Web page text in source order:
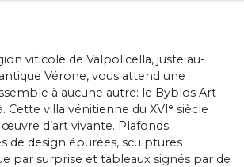
viticole de Valpolicella, juste au-
Vérone, vous attend une
à aucune autre: le Byblos Art
Cette villa vénitienne du XVIᵉ siècle
d’art vivante. Plafonds
de design épurées, sculptures
par surprise et tableaux signés par de